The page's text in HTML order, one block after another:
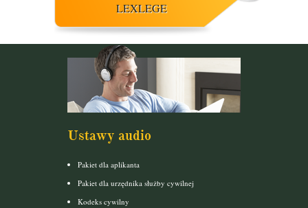
LEXLEGE
Ustawy audio
Pakiet dla aplikanta
Pakiet dla urzędnika służby cywilnej
Kodeks cywilny